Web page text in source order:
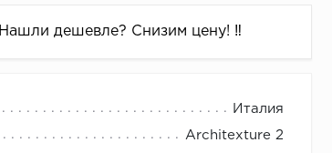
дешевле? Снизим цену! ‼️
Италия
Architexture 2